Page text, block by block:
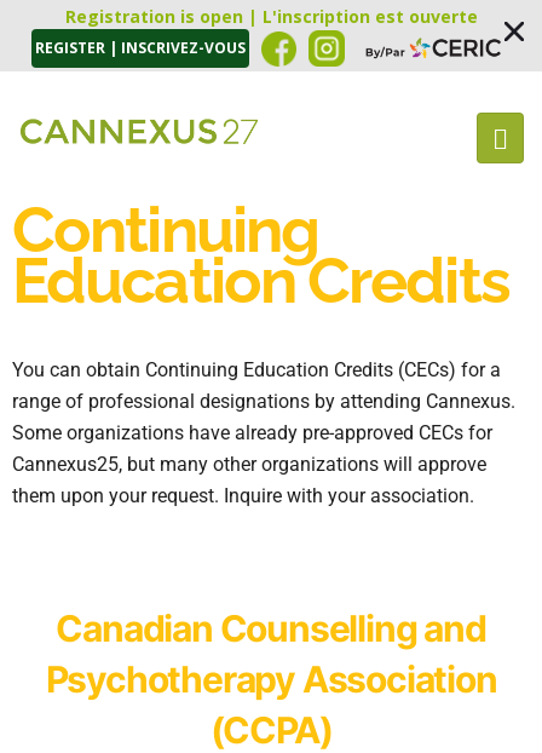
Registration is open | L'inscription est ouverte
REGISTER | INSCRIVEZ-VOUS
Continuing
Education Credits
You can obtain Continuing Education Credits (CECs) for a
range of professional designations by attending Cannexus.
Some organizations have already pre-approved CECs for
Cannexus25, but many other organizations will approve
them upon your request. Inquire with your association.
Canadian Counselling and
Psychotherapy Association
(CCPA)